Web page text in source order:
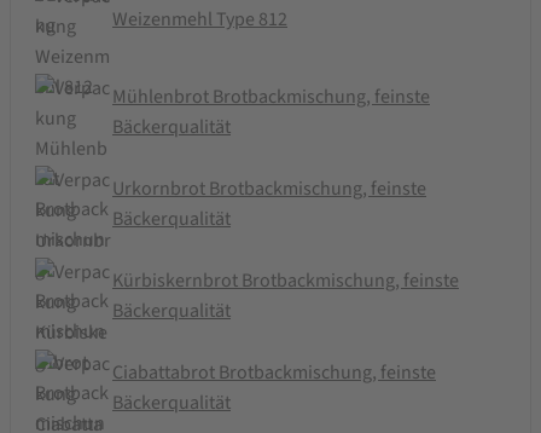
Weizenmehl Type 812
Mühlenbrot Brotbackmischung, feinste
Bäckerqualität
Urkornbrot Brotbackmischung, feinste
Bäckerqualität
Kürbiskernbrot Brotbackmischung, feinste
Bäckerqualität
Ciabattabrot Brotbackmischung, feinste
Bäckerqualität